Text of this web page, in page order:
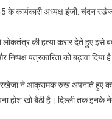
कार्यकारी अध्यक्ष इंजी. चंदन
की हत्या करार देते हुए इसे
पत्रकारिता को बढ़ावा दिया
ने आक्रामक रुख अपनाते हुए
होश खो बैठी है। दिल्ली तक इनके